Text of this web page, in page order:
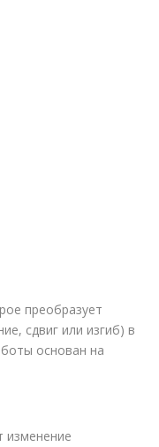
преобразует
сдвиг или изгиб) в
основан на
изменение